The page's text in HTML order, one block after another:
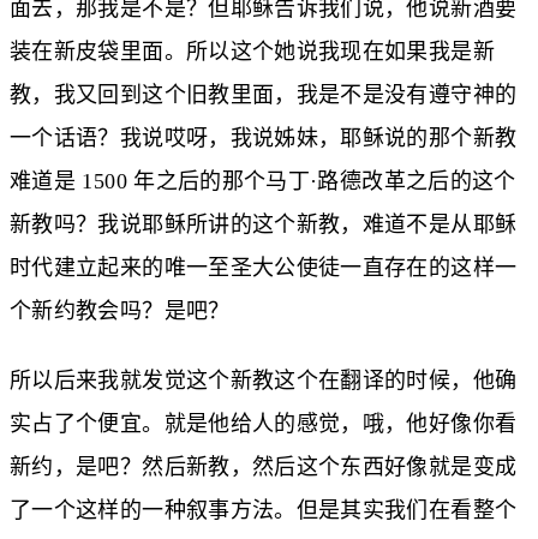
面去，那我是不是？但耶稣告诉我们说，他说新酒要
装在新皮袋里面。所以这个她说我现在如果我是新
教，我又回到这个旧教里面，我是不是没有遵守神的
一个话语？我说哎呀，我说姊妹，耶稣说的那个新教
难道是 1500 年之后的那个马丁·路德改革之后的这个
新教吗？我说耶稣所讲的这个新教，难道不是从耶稣
时代建立起来的唯一至圣大公使徒一直存在的这样一
个新约教会吗？是吧？
所以后来我就发觉这个新教这个在翻译的时候，他确
实占了个便宜。就是他给人的感觉，哦，他好像你看
新约，是吧？然后新教，然后这个东西好像就是变成
了一个这样的一种叙事方法。但是其实我们在看整个